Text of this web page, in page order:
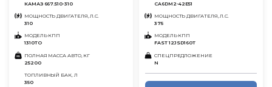
КАМАЗ 667.510-310
МОЩНОСТЬ ДВИГАТЕЛЯ, Л.С.
310
МОДЕЛЬ КПП
1310ТО
ПОЛНАЯ МАССА АВТО, КГ
25200
ТОПЛИВНЫЙ БАК, Л
350
CA6DM2-42E51
МОЩНОСТЬ ДВИГАТЕЛЯ, Л.С.
375
МОДЕЛЬ КПП
FAST 12JSD160T
СПЕЦПРЕДЛОЖЕНИЕ
N